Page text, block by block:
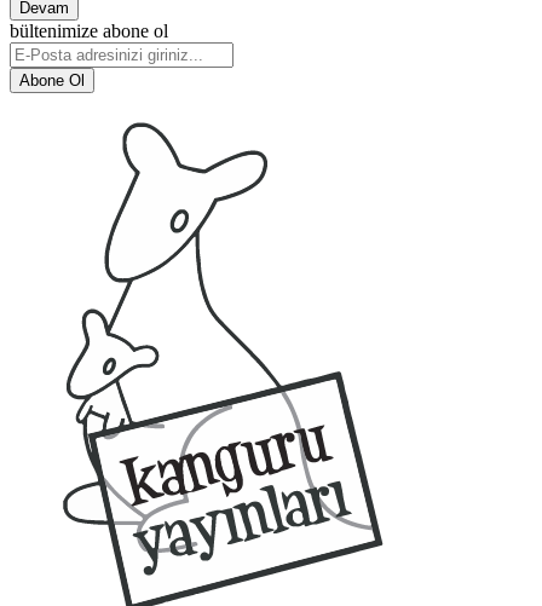
Devam
bültenimize abone ol
Abone Ol